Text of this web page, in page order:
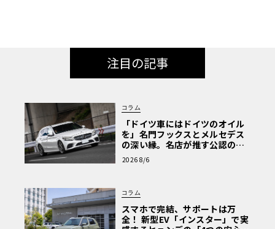
注目の記事
コラム
「ドイツ車にはドイツのオイル
を」名門フックスとメルセデス
の深い縁。名店が推す公認の安
心と、Cクラスで味わうシルキー
な走り〈PR〉
2026 8/6
コラム
スマホで完結、サポートは万
全！ 新型EV「インスター」で実